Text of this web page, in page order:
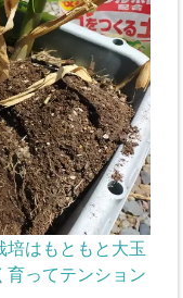
培はもともと大玉
育ってテンション